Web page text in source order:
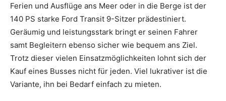
Ferien und Ausflüge ans Meer oder in die Berge ist der
140 PS starke Ford Transit 9-Sitzer prädestiniert.
Geräumig und leistungsstark bringt er seinen Fahrer
samt Begleitern ebenso sicher wie bequem ans Ziel.
Trotz dieser vielen Einsatzmöglichkeiten lohnt sich der
Kauf eines Busses nicht für jeden. Viel lukrativer ist die
Variante, ihn bei Bedarf einfach zu mieten.